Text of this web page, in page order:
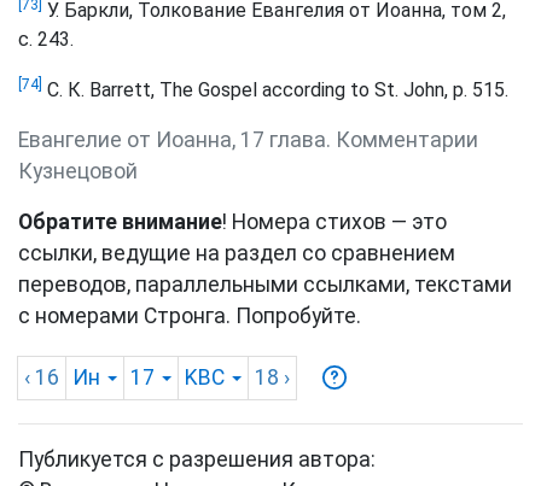
[73] У. Баркли, Толкование Евангелия от Иоанна, том 2,
с. 243.
[74] С. К. Barrett, The Gospel according to St. John, p. 515.
Евангелие от Иоанна, 17 глава. Комментарии
Кузнецовой
Обратите внимание! Номера стихов — это
ссылки, ведущие на раздел со сравнением
переводов, параллельными ссылками, текстами
с номерами Стронга. Попробуйте.
‹ 16 Ин 17 KBC 18 ›
Публикуется с разрешения автора: